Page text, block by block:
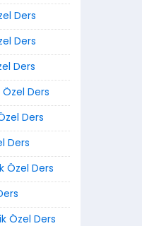
Ders
Ders
Ders
Ders
Ders
Ders
Özel Ders
Özel Ders